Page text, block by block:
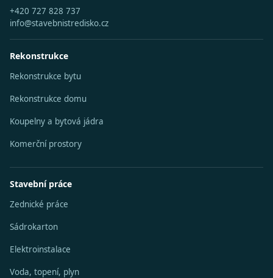
+420 727 828 737
info@stavebnistredisko.cz
Rekonstrukce
Rekonstrukce bytu
Rekonstrukce domu
Koupelny a bytová jádra
Komerční prostory
Stavební práce
Zednické práce
Sádrokarton
Elektroinstalace
Voda, topení, plyn